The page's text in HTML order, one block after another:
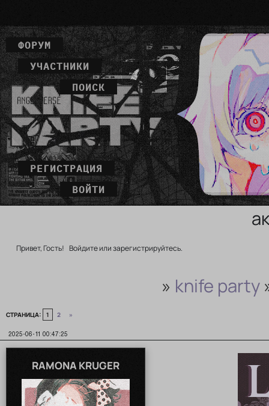
ФОРУМ
УЧАСТНИКИ
ПОИСК
РЕГИСТРАЦИЯ
ВОЙТИ
Привет, Гость! Войдитеилизарегистрируйтесь.
» knife party
СТРАНИЦА: 1 2 »
2025-06-11 00:47:25
RAMONA KRUGER